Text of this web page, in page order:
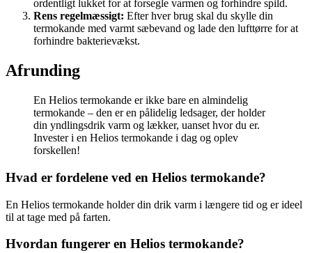
ordentligt lukket for at forsegle varmen og forhindre spild.
Rens regelmæssigt: Efter hver brug skal du skylle din
termokande med varmt sæbevand og lade den lufttørre for at
forhindre bakterievækst.
Afrunding
En Helios termokande er ikke bare en almindelig
termokande – den er en pålidelig ledsager, der holder
din yndlingsdrik varm og lækker, uanset hvor du er.
Invester i en Helios termokande i dag og oplev
forskellen!
Hvad er fordelene ved en Helios termokande?
En Helios termokande holder din drik varm i længere tid og er ideel
til at tage med på farten.
Hvordan fungerer en Helios termokande?